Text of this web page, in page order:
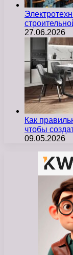
27.06.2026
Как
чтобы
09.05.2026